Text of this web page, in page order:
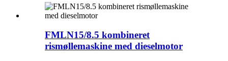
FMLN15/8.5 kombineret
rismøllemaskine med dieselmotor